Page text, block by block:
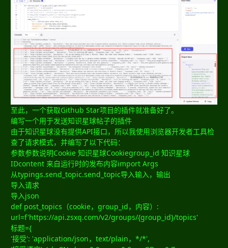
至此，一个获取Github Star项目的插件就准备好了。
编写一个用于发送知识星球帖子的插件
由于知识星球没有提供API接口，所以我使用浏览器开发者工具检
查了请求模式，并编写了以下代码：
参数参数说明Cookie 知识星球Cookiegroup_id 知识星球
IDcontent 来自运行时的发布内容import Args
从typings.send_topic.send_topic导入输入，输出
导入请求
导入json
def post_topics（cookie，group_id，内容）:
url=f'https://api.zsxq.com/v2/groups/{group_id}/topics'
标题={
'接受': 'application/json，text/plain，*/*',